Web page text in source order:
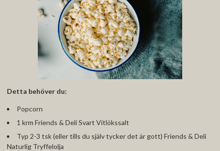
Detta behöver du:
Popcorn
1 krm Friends & Deli Svart Vitlökssalt
Typ 2-3 tsk (eller tills du själv tycker det är gott) Friends & Deli
Naturlig Tryffelolja